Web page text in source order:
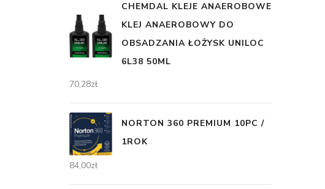
CHEMDAL KLEJE ANAEROBOWE
KLEJ ANAEROBOWY DO
OBSADZANIA ŁOŻYSK UNILOC
6L38 50ML
70,28zł
NORTON 360 PREMIUM 10PC /
1ROK
84,00zł